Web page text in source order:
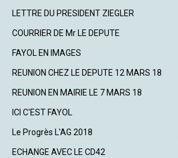
LETTRE DU PRESIDENT ZIEGLER
COURRIER DE Mr LE DEPUTE
FAYOL EN IMAGES
REUNION CHEZ LE DEPUTE 12 MARS 18
REUNION EN MAIRIE LE 7 MARS 18
ICI C'EST FAYOL
Le Progrès L'AG 2018
ECHANGE AVEC LE CD42